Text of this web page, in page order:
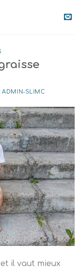
ADMIN-SLIMC
il vaut mieux